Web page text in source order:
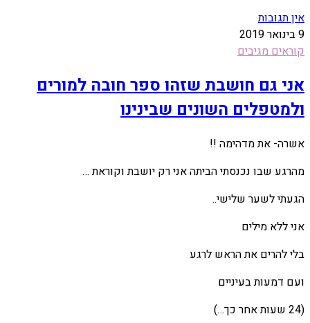
אין תגובות
9 בינואר 2019
קוראים מגיבים
אני גם חושבת שזהו ספר חובה למורים
ולמטפלים השונים שבינינו
אשרה- את מדהימה !!
מהרגע שבו נכנסתי הביתה אני רק יושבת וקוראת …
הגעתי לשער שלישי..
אני ללא מילים
בלי להרים את הראש לרגע
ועם דמעות בעיניים
(24 שעות אחר כך…)